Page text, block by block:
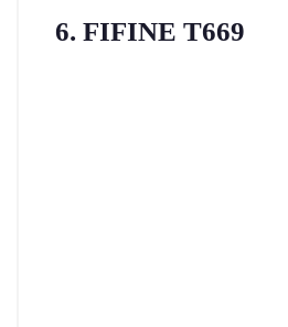
6. FIFINE T669